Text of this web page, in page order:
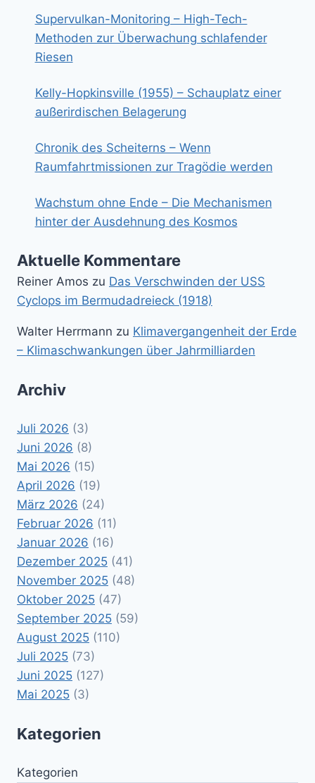
Supervulkan-Monitoring – High-Tech-
Methoden zur Überwachung schlafender
Riesen
Kelly-Hopkinsville (1955) – Schauplatz einer
außerirdischen Belagerung
Chronik des Scheiterns – Wenn
Raumfahrtmissionen zur Tragödie werden
Wachstum ohne Ende – Die Mechanismen
hinter der Ausdehnung des Kosmos
Aktuelle Kommentare
Reiner Amos zu Das Verschwinden der USS
Cyclops im Bermudadreieck (1918)
Walter Herrmann zu Klimavergangenheit der Erde
– Klimaschwankungen über Jahrmilliarden
Archiv
Juli 2026 (3)
Juni 2026 (8)
Mai 2026 (15)
April 2026 (19)
März 2026 (24)
Februar 2026 (11)
Januar 2026 (16)
Dezember 2025 (41)
November 2025 (48)
Oktober 2025 (47)
September 2025 (59)
August 2025 (110)
Juli 2025 (73)
Juni 2025 (127)
Mai 2025 (3)
Kategorien
Kategorien